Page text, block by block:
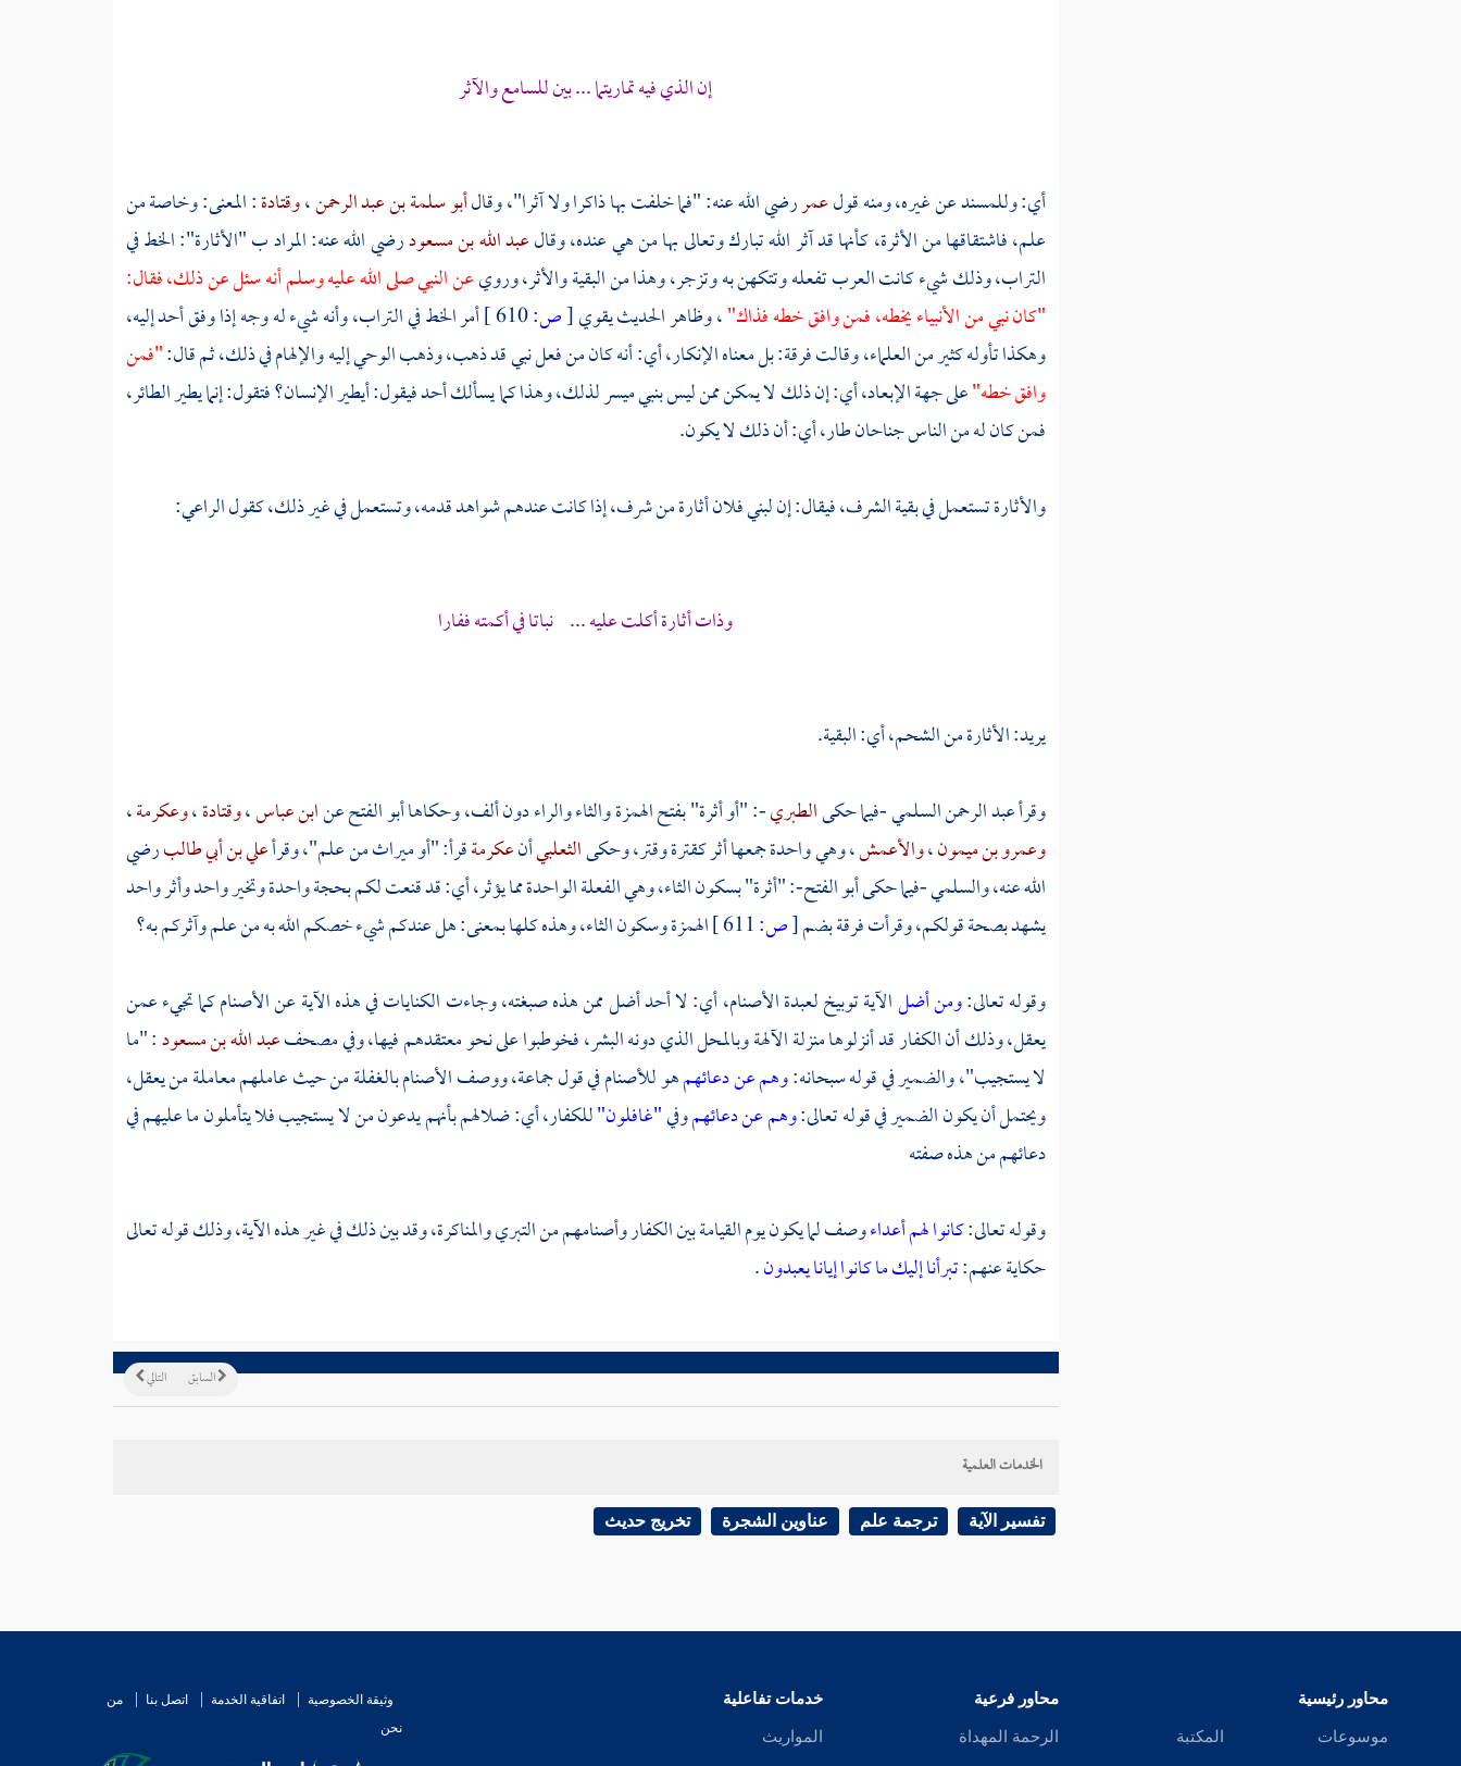
تفسير سورة الغاشية
إن الذي فيه تماريتما ... بين للسامع والآثر
أي: وللمسند عن غيره، ومنه قولعمررضي الله عنه: "فما خلفت بها ذاكرا ولا آثرا"، وقالأبو سلمة بن عبد الرحمن،وقتادة: المعنى: وخاصة من
علم، فاشتقاقها من الأثرة، كأنها قد آثر الله تبارك وتعالى بها من هي عنده، وقالعبد الله بن مسعودرضي الله عنه: المراد ب "الأثارة": الخط في
التراب، وذلك شيء كانت العرب تفعله وتتكهن به وتزجر، وهذا من البقية والأثر، ورويعن النبي صلى الله عليه وسلم أنه سئل عن ذلك، فقال:
"كان نبي من الأنبياء يخطه، فمن وافق خطه فذاك"، وظاهر الحديث يقوي[ص:
أمر الخط في التراب، وأنه شيء له وجه إذا وفق أحد إليه،
وهكذا تأوله كثير من العلماء، وقالت فرقة: بل معناه الإنكار، أي: أنه كان من فعل نبي قد ذهب، وذهب الوحي إليه والإلهام في ذلك، ثم قال:"فمن
وافق خطه"على جهة الإبعاد، أي: إن ذلك لا يمكن ممن ليس بنبي ميسر لذلك، وهذا كما يسألك أحد فيقول: أيطير الإنسان؟ فتقول: إنما يطير الطائر،
فمن كان له من الناس جناحان طار، أي: أن ذلك لا يكون.
والأثارة تستعمل في بقية الشرف، فيقال: إن لبني فلان أثارة من شرف، إذا كانت عندهم شواهد قدمه، وتستعمل في غير ذلك، كقول الراعي:
وذات أثارة أكلت عليه ... نباتا في أكمته ففارا
يريد: الأثارة من الشحم، أي: البقية.
وقرأعبد الرحمن السلمي-فيما حكىالطبري-: "أو أثرة" بفتح الهمزة والثاء والراء دون ألف، وحكاهاأبو الفتحعنابن عباس،وقتادة،وعكرمة،
وعمرو بن ميمون،والأعمش، وهي واحدة جمعها أثر كقترة وقتر، وحكىالثعلبيأنعكرمةقرأ: "أو ميراث من علم"، وقرأعلي بن أبي طالبرضي
الله عنه،والسلمي-فيما حكىأبو الفتح-:"أثرة" بسكون الثاء، وهي الفعلة الواحدة مما يؤثر، أي: قد قنعت لكم بحجة واحدة وتخير واحد وأثر واحد
يشهد بصحة قولكم، وقرأت فرقة بضم[ص:
الهمزة وسكون الثاء، وهذه كلها بمعنى: هل عندكم شيء خصكم الله به من علم وآثركم به؟
وقوله تعالى:ومن أضلالآية توبيخ لعبدة الأصنام، أي: لا أحد أضل ممن هذه صبغته، وجاءت الكنايات في هذه الآية عن الأصنام كما تجيء عمن
يعقل، وذلك أن الكفار قد أنزلوها منزلة الآلهة وبالمحل الذي دونه البشر، فخوطبوا على نحو معتقدهم فيها، وفي مصحفعبد الله بن مسعود: "ما
لا يستجيب"، والضمير في قوله سبحانه:وهم عن دعائهمهو للأصنام في قول جماعة، ووصف الأصنام بالغفلة من حيث عاملهم معاملة من يعقل،
ويحتمل أن يكون الضمير في قوله تعالى:وهم عن دعائهموفي"غافلون"للكفار، أي: ضلالهم بأنهم يدعون من لا يستجيب فلا يتأملون ما عليهم في
دعائهم من هذه صفته
وقوله تعالى:كانوا لهم أعداءوصف لما يكون يوم القيامة بين الكفار وأصنامهم من التبري والمناكرة، وقد بين ذلك في غير هذه الآية، وذلك قوله تعالى
حكاية عنهم:تبرأنا إليك ما كانوا إيانا يعبدون.
التالي السابق
الخدمات العلمية
تفسير الآية ترجمة علم عناوين الشجرة تخريج حديث
محاور رئيسية
موسوعات المكتبة
محاور فرعية
الرحمة المهداة
خدمات تفاعلية
المواريث
وثيقة الخصوصية اتفاقية الخدمة اتصل بنا
من
نحن